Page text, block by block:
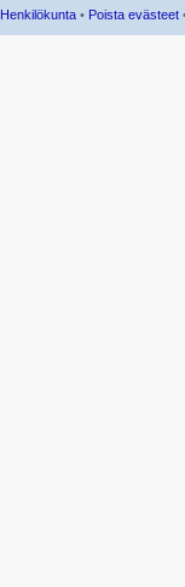
Henkilökunta • Poista evästeet